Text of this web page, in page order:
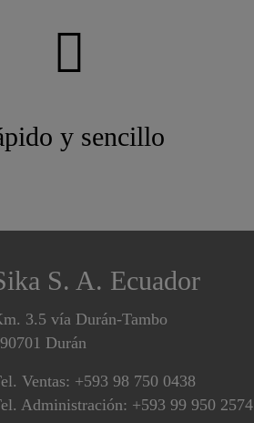
y sencillo
S. A. Ecuador
3.5 vía Durán-Tambo
Durán
Ventas: +593 98 750 0438
Administración: +593 99 950 2574